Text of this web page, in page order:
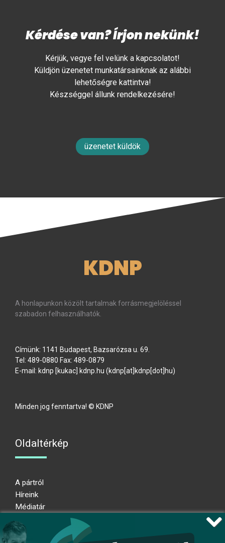
Kérdése van? Írjon nekünk!
Kérjük, vegye fel velünk a kapcsolatot!
Küldjön üzenetet munkatársainknak az alábbi
lehetőségre kattintva!
Készséggel állunk rendelkezésére!
üzenetet küldök
KDNP
A honlapunkon közölt tartalmak forrásmegjelöléssel
szabadon felhasználhatók.
Címünk: 1141 Budapest, Bazsarózsa u. 69.
Tel: 489-0880 Fax: 489-0879
E-mail: kdnp [kukac] kdnp.hu (kdnp[at]kdnp[dot]hu)
Minden jog fenntartva! © KDNP
Oldaltérkép
A pártról
Híreink
Médiatár
Adatkezelési nyilatkozat